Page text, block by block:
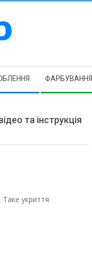
ФАРБУВАННЯ
та інструкція
Таке укриття